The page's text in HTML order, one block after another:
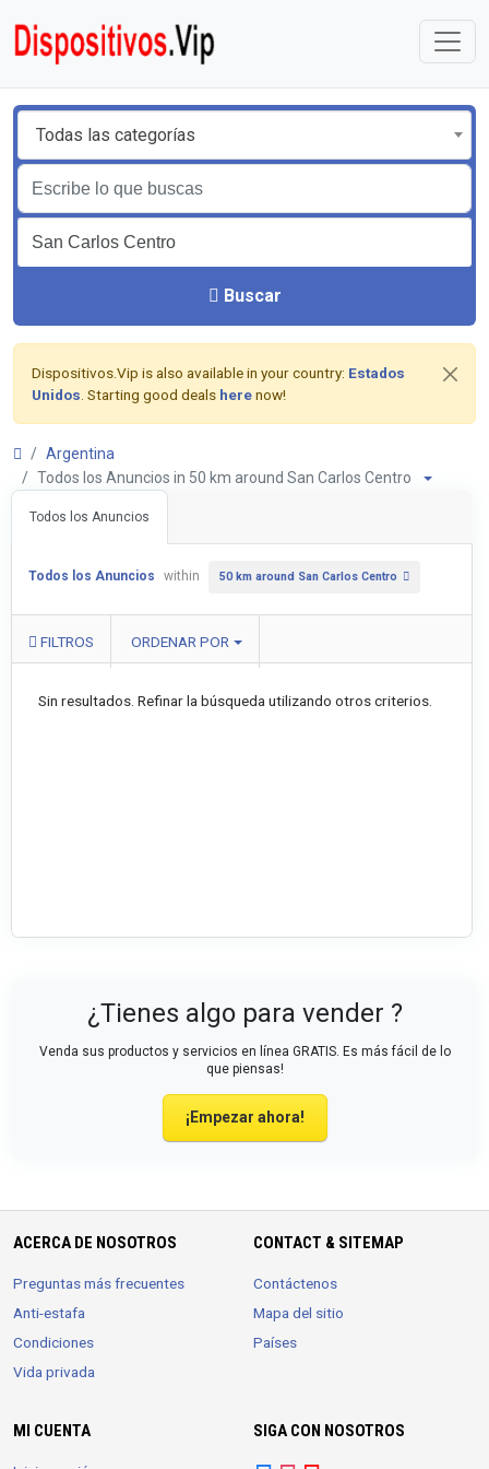
Todas las categorías
Buscar
Dispositivos.Vip is also available in your country: Estados
Unidos . Starting good deals herenow!
Argentina
Todos los Anuncios in 50 km around San Carlos Centro
Todos los Anuncios
Todos los Anuncios within 50 km around San Carlos Centro
FILTROS ORDENAR POR
Sin resultados. Refinar la búsqueda utilizando otros criterios.
¿Tienes algo para vender ?
Venda sus productos y servicios en línea GRATIS. Es más fácil de lo
que piensas!
¡Empezar ahora!
ACERCA DE NOSOTROS
Preguntas más frecuentes
Anti-estafa
Condiciones
Vida privada
CONTACT & SITEMAP
Contáctenos
Mapa del sitio
Países
MI CUENTA SIGA CON NOSOTROS